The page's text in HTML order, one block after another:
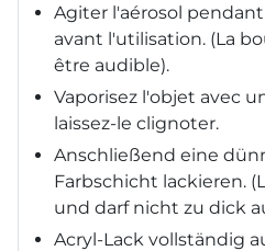
Agiter l'aérosol
avant l'utilisation. (La
être audible).
Vaporisez l'objet avec
laissez-le clignoter.
Anschließend eine
Farbschicht lackieren.
und darf nicht zu dick
Acryl-Lack vollständig